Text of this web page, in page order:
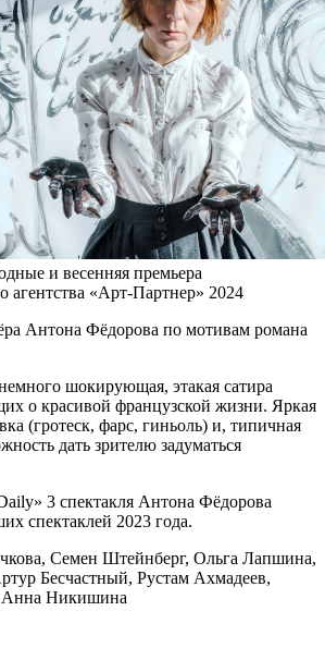
и весенняя премьера
агентства «Арт-Партнер» 2024
Антона Фёдорова по мотивам романа
шокирующая, этакая сатира
о красивой французской жизни. Яркая
(гротеск, фарс, гиньоль) и, типичная
дать зрителю задуматься
3 спектакля Антона Фёдорова
спектаклей 2023 года.
Семен Штейнберг, Ольга Лапшина,
Бесчастный, Рустам Ахмадеев,
Анна Никишина